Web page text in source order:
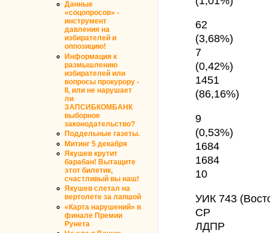
Данные
«соцопросов» -
инструмент
давления на
избирателей и
оппозицию!
Информация к
размышлению
избирателей или
вопросы прокурору -
II, или не нарушает
ли
ЗАПСИБКОМБАНК
выборное
законодательство?
Поддельные газеты.
Митинг 5 декабря
Якушев крутит
барабан! Вытащите
этот билетик,
счастливый вы наш!
Якушев слетал на
вертолете за лапшой
«Карта нарушений» в
финале Премии
Рунета
62
(3,68%)
7
(0,42%)
1451
(86,16%)
9
(0,53%)
1684
1684
10
УИК 743
СР
ЛДПР